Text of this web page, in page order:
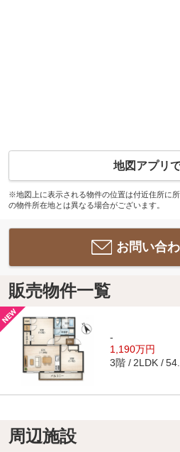
地図アプリ
※地図上に表示される物件の位置は付近住所に
の物件所在地とは異なる場合がございます。
お問い合
販売物件一覧
-
1,190万円
3階 2LDK
周辺施設